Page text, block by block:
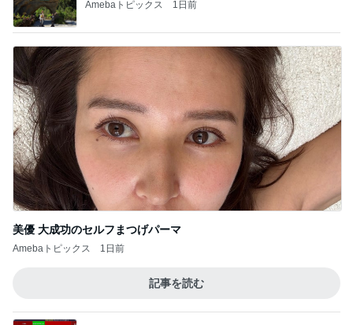
Amebaトピックス 1日前
美優 大成功のセルフまつげパーマ
Amebaトピックス 1日前
記事を読む